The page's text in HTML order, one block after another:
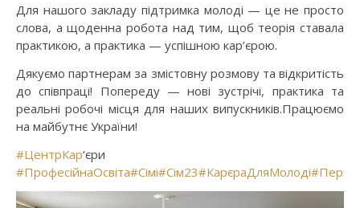
Для нашого закладу підтримка молоді — це не просто
слова, а щоденна робота над тим, щоб теорія ставала
практикою, а практика — успішною кар’єрою.
Дякуємо партнерам за змістовну розмову та відкритість
до співпраці! Попереду — нові зустрічі, практика та
реальні робочі місця для наших випускників.Працюємо
на майбутнє України!
#ЦентрКар‘єри
#ПрофесійнаОсвіта#Сімі#Сім23#КарєраДляМолоді